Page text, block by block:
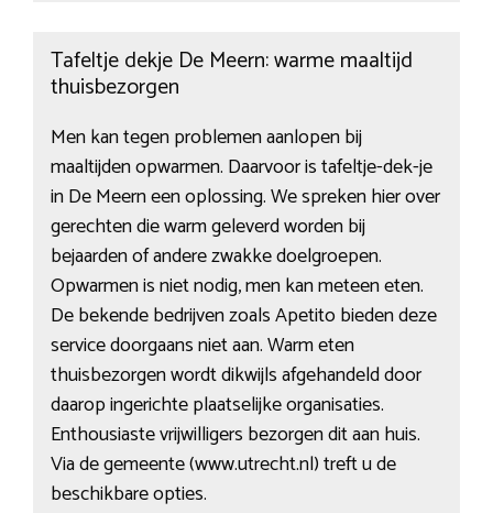
Tafeltje dekje De Meern: warme maaltijd
thuisbezorgen
Men kan tegen problemen aanlopen bij
maaltijden opwarmen. Daarvoor is tafeltje-dek-je
in De Meern een oplossing. We spreken hier over
gerechten die warm geleverd worden bij
bejaarden of andere zwakke doelgroepen.
Opwarmen is niet nodig, men kan meteen eten.
De bekende bedrijven zoals Apetito bieden deze
service doorgaans niet aan. Warm eten
thuisbezorgen wordt dikwijls afgehandeld door
daarop ingerichte plaatselijke organisaties.
Enthousiaste vrijwilligers bezorgen dit aan huis.
Via de gemeente (www.utrecht.nl) treft u de
beschikbare opties.